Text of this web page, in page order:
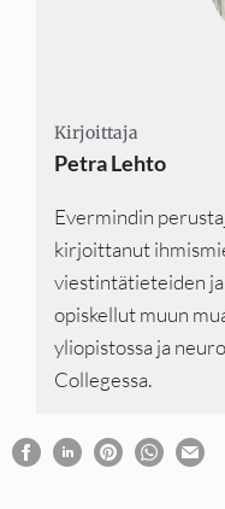
Kirjoittaja
Petra Lehto
Evermindin
kirjoittanut
viestintätieteiden ja
opiskellut muun
yliopistossa ja
Collegessa.